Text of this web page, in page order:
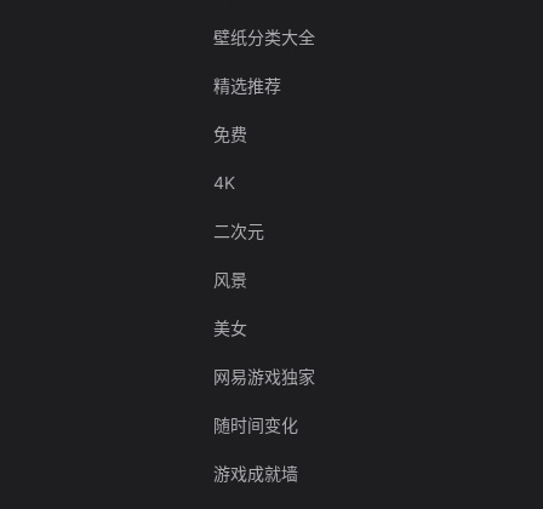
壁纸分类大全
精选推荐
免费
4K
二次元
风景
美女
网易游戏独家
随时间变化
游戏成就墙